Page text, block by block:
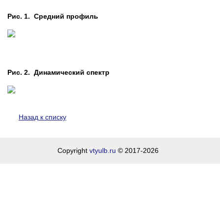
Рис. 1. Средний профиль
Рис. 2. Динамический спектр
Назад к списку
Copyright vtyulb.ru © 2017-2026